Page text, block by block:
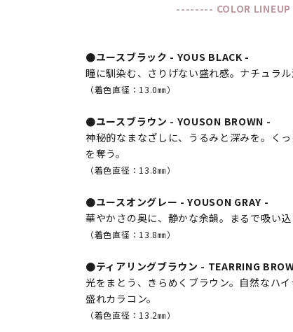
-------- COLOR
●ユースブラック - YOUS BLACK -
瞳に馴染む、さりげない盛れ感。ナチュラル
（着色直径：13.0㎜）
●ユースブラウン - YOUSON BROWN -
神秘的なまなざしに、うるみと深みを。く
を奪う。
（着色直径：13.8㎜）
●ユースオングレー - YOUSON GRAY -
華やかさの奥に、静かな余韻。まるで吸い込
（着色直径：13.8㎜）
●ティアリングブラウン - TEARRING
光をまとう、きらめくブラウン。自然なハ
盛れカラコン。
（着色直径：13.2㎜）